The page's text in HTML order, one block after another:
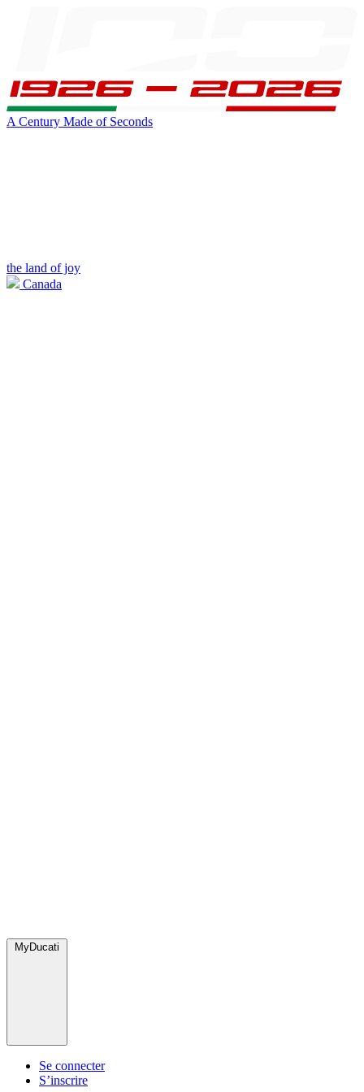
A Century Made of Seconds
the land of joy
Canada
MyDucati
Se connecter
S’inscrire